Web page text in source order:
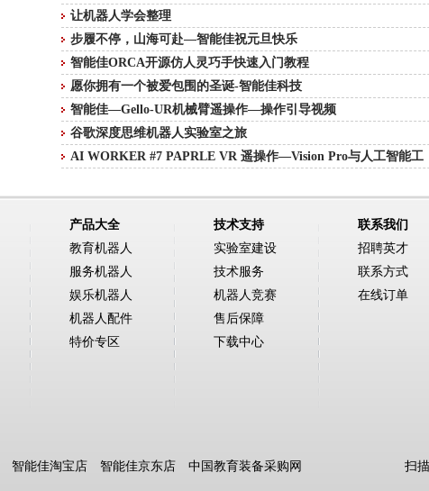
让机器人学会整理
步履不停，山海可赴—智能佳祝元旦快乐
智能佳ORCA开源仿人灵巧手快速入门教程
愿你拥有一个被爱包围的圣诞-智能佳科技
智能佳—Gello-UR机械臂遥操作—操作引导视频
谷歌深度思维机器人实验室之旅
AI WORKER #7 PAPRLE VR 遥操作—Vision Pro与人工智能工
产品大全
教育机器人
服务机器人
娱乐机器人
机器人配件
特价专区
技术支持
实验室建设
技术服务
机器人竞赛
售后保障
下载中心
联系我们
招聘英才
联系方式
在线订单
智能佳淘宝店 智能佳京东店 中国教育装备采购网 扫描图中二